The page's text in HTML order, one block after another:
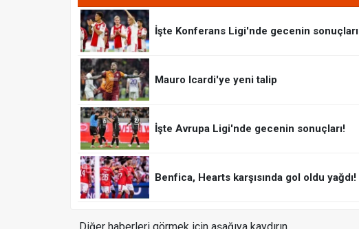
İşte Konferans Ligi'nde gecenin sonuçları
Mauro Icardi'ye yeni talip
İşte Avrupa Ligi'nde gecenin sonuçları!
Benfica, Hearts karşısında gol oldu yağdı!